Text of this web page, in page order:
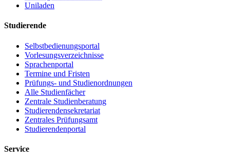
Uniladen
Studierende
Selbstbedienungsportal
Vorlesungsverzeichnisse
Sprachenportal
Termine und Fristen
Prüfungs- und Studienordnungen
Alle Studienfächer
Zentrale Studienberatung
Studierendensekretariat
Zentrales Prüfungsamt
Studierendenportal
Service